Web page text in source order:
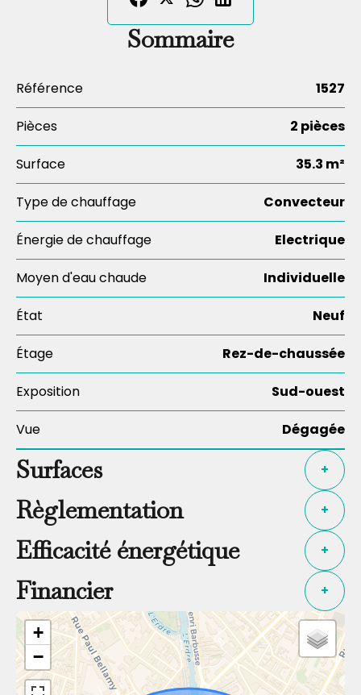
Sommaire
Référence 1527
Pièces 2 pièces
Surface 35.3 m²
Type de chauffage Convecteur
Énergie de chauffage Electrique
Moyen d'eau chaude Individuelle
État Neuf
Étage Rez-de-chaussée
Exposition Sud-ouest
Vue Dégagée
Surfaces +
Règlementation +
Efficacité énergétique +
Financier +
+
−